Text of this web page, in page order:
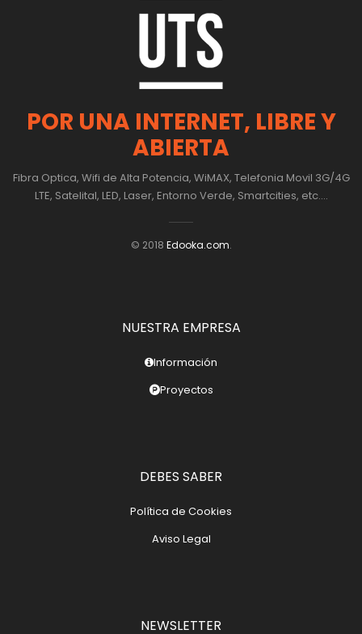
POR UNA INTERNET, LIBRE Y
ABIERTA
Fibra Optica, Wifi de Alta Potencia, WiMAX, Telefonia Movil 3G/4G
LTE, Satelital, LED, Laser, Entorno Verde, Smartcities, etc....
© 2018 Edooka.com.
NUESTRA EMPRESA
Información
Proyectos
DEBES SABER
Política de Cookies
Aviso Legal
NEWSLETTER